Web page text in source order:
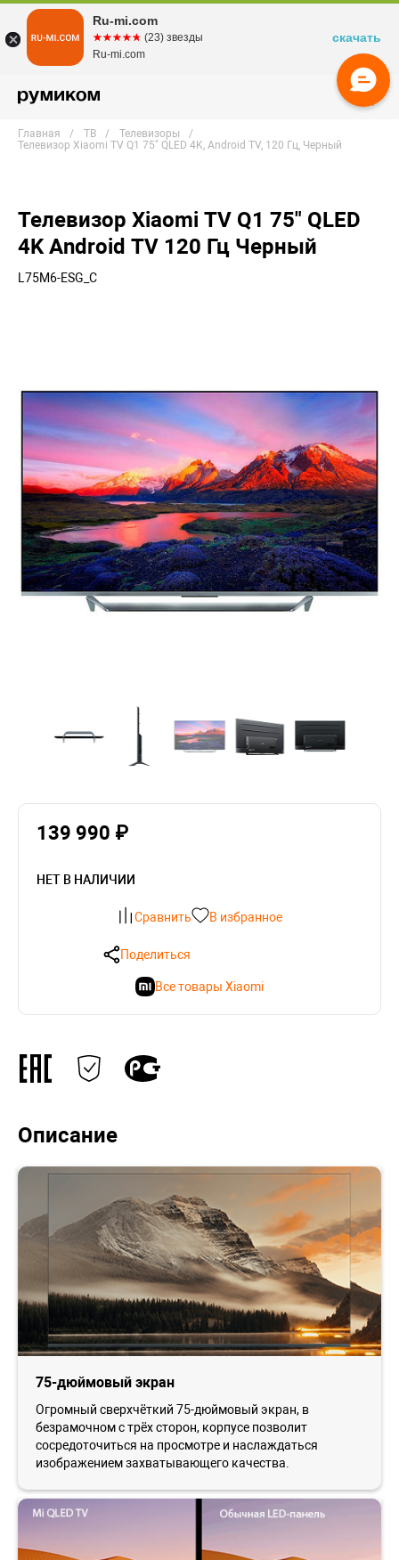
Главная ТВ
Телевизоры
Телевизор Xiaomi TV Q1 75" QLED 4K, Android TV, 120 Гц, Черный
Телевизор Xiaomi TV Q1 75" QLED
4K Android TV 120 Гц Черный
L75M6-ESG_C
139 990 ₽
НЕТ В НАЛИЧИИ
Сравнить В избранное
Поделиться
Все товары Xiaomi
Описание
75-дюймовый экран
Огромный сверхчёткий 75-дюймовый экран, в
безрамочном с трёх сторон, корпусе позволит
сосредоточиться на просмотре и наслаждаться
изображением захватывающего качества.
Ru-mi.com
☆☆☆☆☆
★★★★★ (23) звезды
Ru-mi.com
скачать